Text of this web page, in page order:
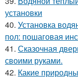
установки
40. Установка
пол: пошаговая
41. Сказочная
своими руками.
42. Какие